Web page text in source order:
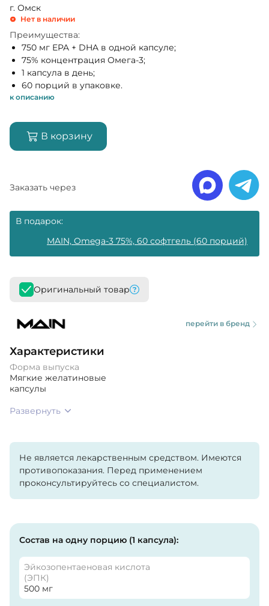
г. Омск
Нет в наличии
Преимущества:
750 мг EPA + DHA в одной капсуле;
75% концентрация Омега-3;
1 капсула в день;
60 порций в упаковке.
к описанию
В корзину
Заказать через
В подарок:
MAIN, Omega-3 75%, 60 софтгель (60 порций)
Оригинальный товар
перейти в бренд
Характеристики
Форма выпуска
Мягкие желатиновые
капсулы
Развернуть
Не является лекарственным средством. Имеются
противопоказания. Перед применением
проконсультируйтесь со специалистом.
Состав на одну порцию (1 капсула):
Эйкозопентаеновая кислота
(ЭПК)
500 мг